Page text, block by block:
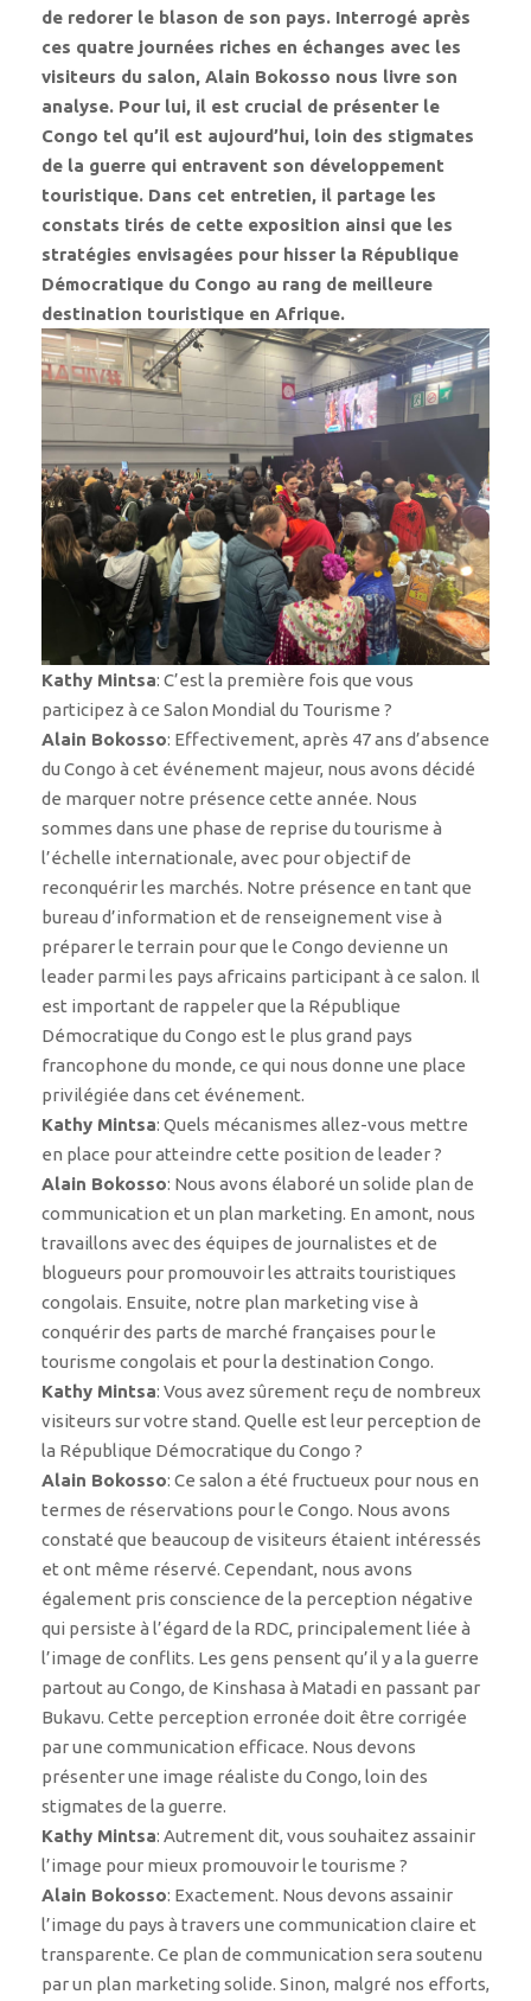
de redorer le blason de son pays. Interrogé après
ces quatre journées riches en échanges avec les
visiteurs du salon, Alain Bokosso nous livre son
analyse. Pour lui, il est crucial de présenter le
Congo tel qu’il est aujourd’hui, loin des stigmates
de la guerre qui entravent son développement
touristique. Dans cet entretien, il partage les
constats tirés de cette exposition ainsi que les
stratégies envisagées pour hisser la République
Démocratique du Congo au rang de meilleure
destination touristique en Afrique.
Kathy Mintsa: C’est la première fois que vous
participez à ce Salon Mondial du Tourisme ?
Alain Bokosso: Effectivement, après 47 ans d’absence
du Congo à cet événement majeur, nous avons décidé
de marquer notre présence cette année. Nous
sommes dans une phase de reprise du tourisme à
l’échelle internationale, avec pour objectif de
reconquérir les marchés. Notre présence en tant que
bureau d’information et de renseignement vise à
préparer le terrain pour que le Congo devienne un
leader parmi les pays africains participant à ce salon. Il
est important de rappeler que la République
Démocratique du Congo est le plus grand pays
francophone du monde, ce qui nous donne une place
privilégiée dans cet événement.
Kathy Mintsa: Quels mécanismes allez-vous mettre
en place pour atteindre cette position de leader ?
Alain Bokosso: Nous avons élaboré un solide plan de
communication et un plan marketing. En amont, nous
travaillons avec des équipes de journalistes et de
blogueurs pour promouvoir les attraits touristiques
congolais. Ensuite, notre plan marketing vise à
conquérir des parts de marché françaises pour le
tourisme congolais et pour la destination Congo.
Kathy Mintsa: Vous avez sûrement reçu de nombreux
visiteurs sur votre stand. Quelle est leur perception de
la République Démocratique du Congo ?
Alain Bokosso: Ce salon a été fructueux pour nous en
termes de réservations pour le Congo. Nous avons
constaté que beaucoup de visiteurs étaient intéressés
et ont même réservé. Cependant, nous avons
également pris conscience de la perception négative
qui persiste à l’égard de la RDC, principalement liée à
l’image de conflits. Les gens pensent qu’il y a la guerre
partout au Congo, de Kinshasa à Matadi en passant par
Bukavu. Cette perception erronée doit être corrigée
par une communication efficace. Nous devons
présenter une image réaliste du Congo, loin des
stigmates de la guerre.
Kathy Mintsa: Autrement dit, vous souhaitez assainir
l’image pour mieux promouvoir le tourisme ?
Alain Bokosso: Exactement. Nous devons assainir
l’image du pays à travers une communication claire et
transparente. Ce plan de communication sera soutenu
par un plan marketing solide. Sinon, malgré nos efforts,